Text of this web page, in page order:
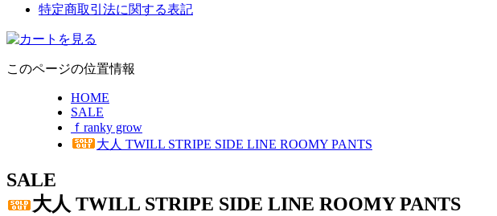
特定商取引法に関する表記
このページの位置情報
HOME
SALE
ｆranky grow
大人 TWILL STRIPE SIDE LINE ROOMY PANTS
SALE
大人 TWILL STRIPE SIDE LINE ROOMY PANTS